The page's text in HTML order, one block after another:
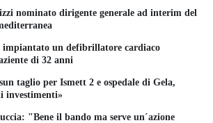
nominato dirigente generale ad interim del
impiantato un defibrillatore cardiaco
di 32 anni
taglio per Ismett 2 e ospedale di Gela,
investimenti»
"Bene il bando ma serve un´azione